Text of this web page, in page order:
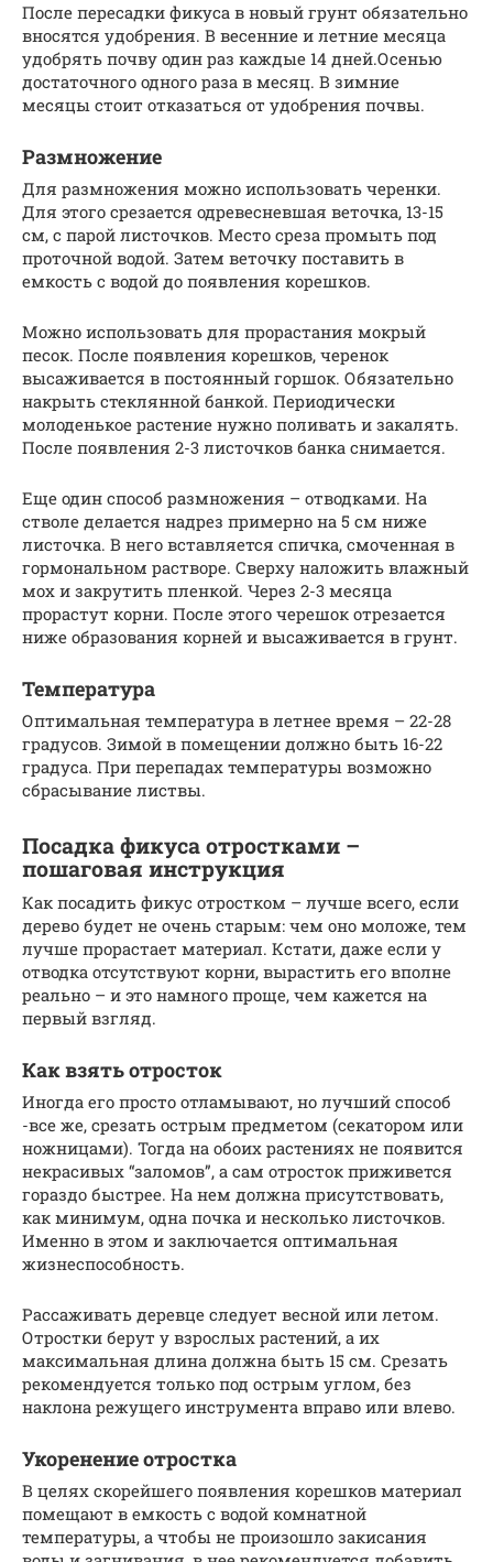
После пересадки фикуса в новый грунт обязательно
вносятся удобрения. В весенние и летние месяца
удобрять почву один раз каждые 14 дней.Осенью
достаточного одного раза в месяц. В зимние
месяцы стоит отказаться от удобрения почвы.
Размножение
Для размножения можно использовать черенки.
Для этого срезается одревесневшая веточка, 13-15
см, с парой листочков. Место среза промыть под
проточной водой. Затем веточку поставить в
емкость с водой до появления корешков.
Можно использовать для прорастания мокрый
песок. После появления корешков, черенок
высаживается в постоянный горшок. Обязательно
накрыть стеклянной банкой. Периодически
молоденькое растение нужно поливать и закалять.
После появления 2-3 листочков банка снимается.
Еще один способ размножения – отводками. На
стволе делается надрез примерно на 5 см ниже
листочка. В него вставляется спичка, смоченная в
гормональном растворе. Сверху наложить влажный
мох и закрутить пленкой. Через 2-3 месяца
прорастут корни. После этого черешок отрезается
ниже образования корней и высаживается в грунт.
Температура
Оптимальная температура в летнее время – 22-28
градусов. Зимой в помещении должно быть 16-22
градуса. При перепадах температуры возможно
сбрасывание листвы.
Посадка фикуса отростками –
пошаговая инструкция
Как посадить фикус отростком – лучше всего, если
дерево будет не очень старым: чем оно моложе, тем
лучше прорастает материал. Кстати, даже если у
отводка отсутствуют корни, вырастить его вполне
реально – и это намного проще, чем кажется на
первый взгляд.
Как взять отросток
Иногда его просто отламывают, но лучший способ
-все же, срезать острым предметом (секатором или
ножницами). Тогда на обоих растениях не появится
некрасивых “заломов”, а сам отросток приживется
гораздо быстрее. На нем должна присутствовать,
как минимум, одна почка и несколько листочков.
Именно в этом и заключается оптимальная
жизнеспособность.
Рассаживать деревце следует весной или летом.
Отростки берут у взрослых растений, а их
максимальная длина должна быть 15 см. Срезать
рекомендуется только под острым углом, без
наклона режущего инструмента вправо или влево.
Укоренение отростка
В целях скорейшего появления корешков материал
помещают в емкость с водой комнатной
температуры, а чтобы не произошло закисания